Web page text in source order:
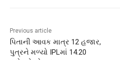
Previous article
પિતાની આવક માત્ર 12 હજાર,
પુત્રને મળ્યો IPLમાં 14.20